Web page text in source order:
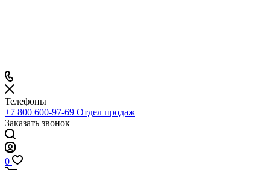
Телефоны
+7 800 600-97-69 Отдел продаж
Заказать звонок
0